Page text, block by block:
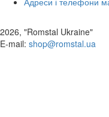
2026, "Romstal Ukraine"
​E-mail: shop@romstal.ua